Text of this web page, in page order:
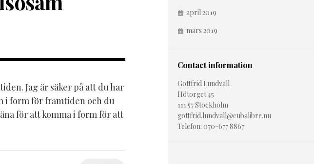
Jag är säker på att du har
i form för framtiden och du
för att komma i form för att
april 2019
mars 2019
Contact information
Gottfrid Lundvall
Hötorget 45
111 57 Stockholm
gottfrid.lundvall@cubalibre.nu
Telefon: 070-677 8867